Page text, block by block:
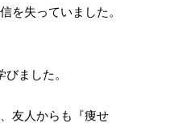
を失っていました。
ました。
友人からも『痩せ